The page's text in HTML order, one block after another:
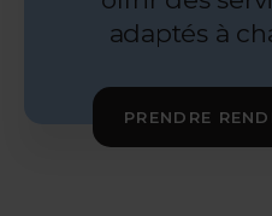
adaptés à
PRENDRE